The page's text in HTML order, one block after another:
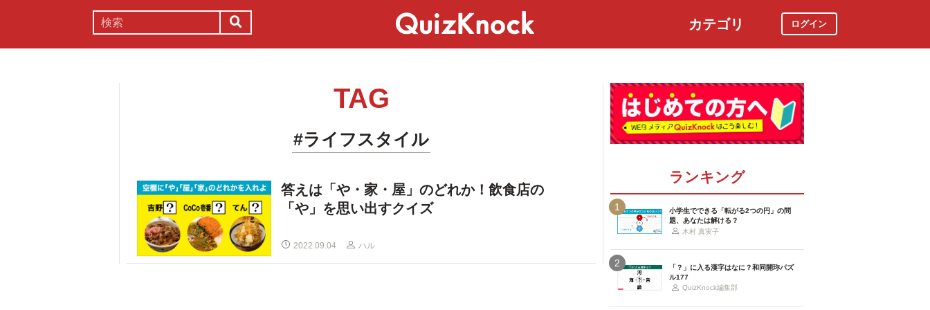
カテゴリ ログイン
TAG
#ライフスタイル
答えは「や・家・屋」のどれか！飲食店の
「や」を思い出すクイズ
2022.09.04 ハル
ランキング
1
小学生でできる「転がる2つの円」の問
題、あなたは解ける？
木村 真実子
2
「？」に入る漢字はなに？和同開珎パズ
ル177
QuizKnock編集部